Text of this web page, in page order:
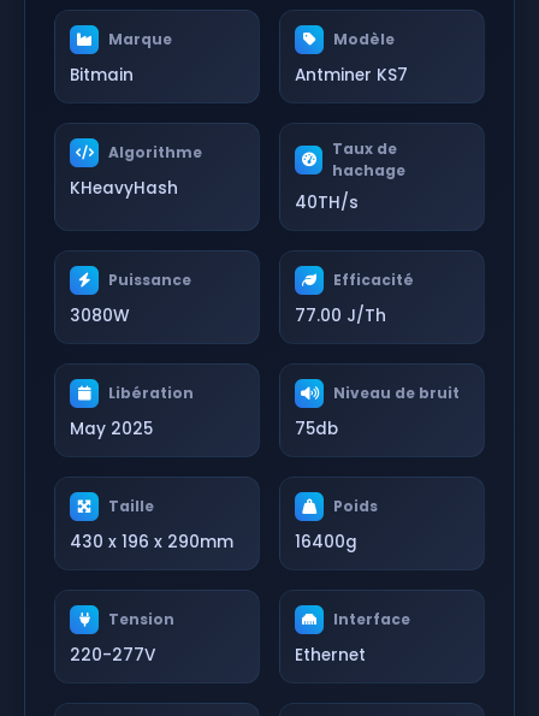
Marque
Bitmain
Modèle
Antminer KS7
Algorithme
KHeavyHash
Taux de
hachage
40TH/s
Puissance
3080W
Efficacité
77.00 J/Th
Libération
May 2025
Niveau de bruit
75db
Taille
430 x 196 x 290mm
Poids
16400g
Tension
220-277V
Interface
Ethernet